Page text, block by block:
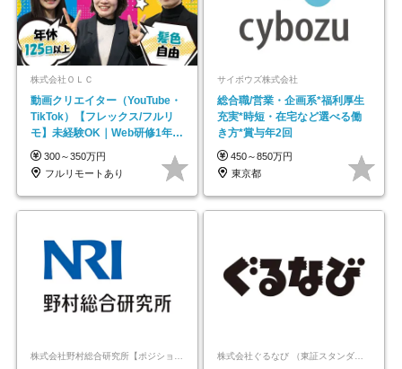
株式会社ＯＬＣ
動画クリエイター（YouTube・
TikTok）【フレックス/フルリ
モ】未経験OK｜Web研修1年間
｜副業OK
300～350万円
フルリモートあり
サイボウズ株式会社
総合職/営業・企画系*福利厚生
充実*時短・在宅など選べる働
き方*賞与年2回
450～850万円
東京都
株式会社ぐるなび （東証スタンダード上場）